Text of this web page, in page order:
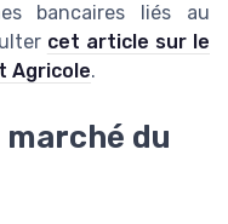
bancaires liés au
cet article sur le
Agricole.
du